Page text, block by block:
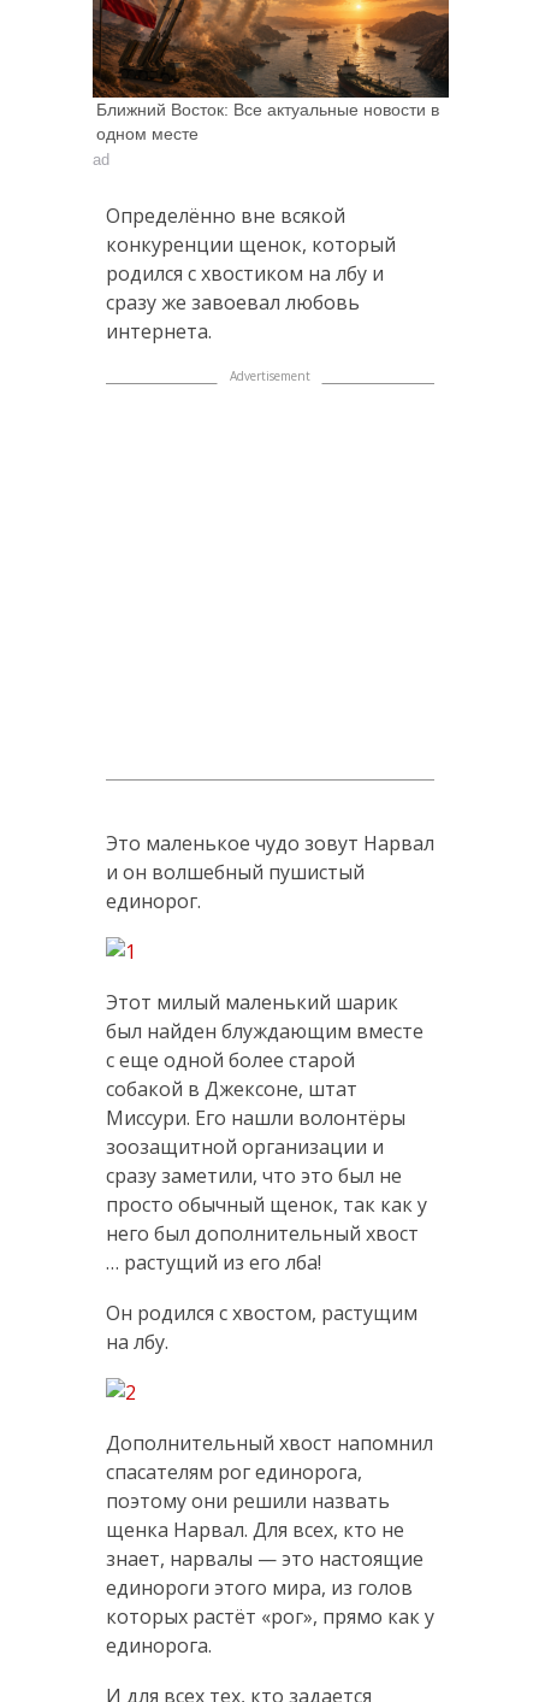
Ближний Восток: Все актуальные новости в
одном месте
ad
Определённо вне всякой
конкуренции щенок, который
родился с хвостиком на лбу и
сразу же завоевал любовь
интернета.
Это маленькое чудо зовут Нарвал
и он волшебный пушистый
единорог.
Этот милый маленький шарик
был найден блуждающим вместе
с еще одной более старой
собакой в Джексоне, штат
Миссури. Его нашли волонтёры
зоозащитной организации и
сразу заметили, что это был не
просто обычный щенок, так как у
него был дополнительный хвост
… растущий из его лба!
Он родился с хвостом, растущим
на лбу.
Дополнительный хвост напомнил
спасателям рог единорога,
поэтому они решили назвать
щенка Нарвал. Для всех, кто не
знает, нарвалы — это настоящие
единороги этого мира, из голов
которых растёт «рог», прямо как у
единорога.
И для всех тех, кто задается